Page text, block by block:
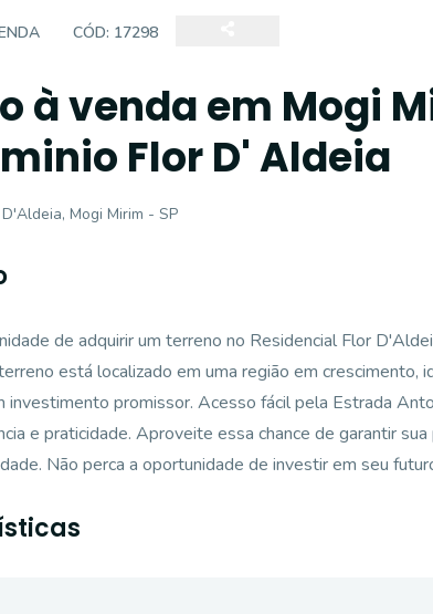
CÓD: 17298
à venda em Mogi
Flor D' Aldeia
Mogi Mirim - SP
de adquirir um terreno no Residencial Flor
está localizado em uma região em crescimento,
investimento promissor. Acesso fácil pela Estrada
e praticidade. Aproveite essa chance de garantir
Não perca a oportunidade de investir em seu